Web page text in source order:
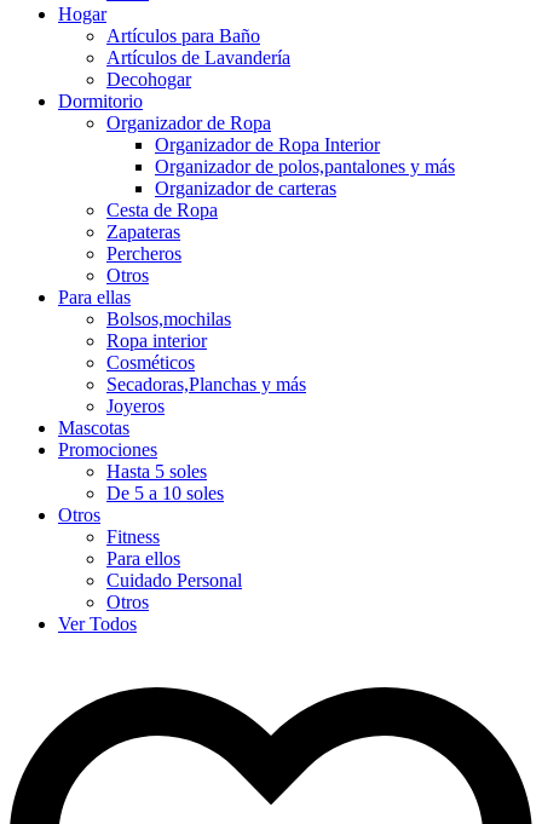
Hogar
Artículos para Baño
Artículos de Lavandería
Decohogar
Dormitorio
Organizador de Ropa
Organizador de Ropa Interior
Organizador de polos,pantalones y más
Organizador de carteras
Cesta de Ropa
Zapateras
Percheros
Otros
Para ellas
Bolsos,mochilas
Ropa interior
Cosméticos
Secadoras,Planchas y más
Joyeros
Mascotas
Promociones
Hasta 5 soles
De 5 a 10 soles
Otros
Fitness
Para ellos
Cuidado Personal
Otros
Ver Todos